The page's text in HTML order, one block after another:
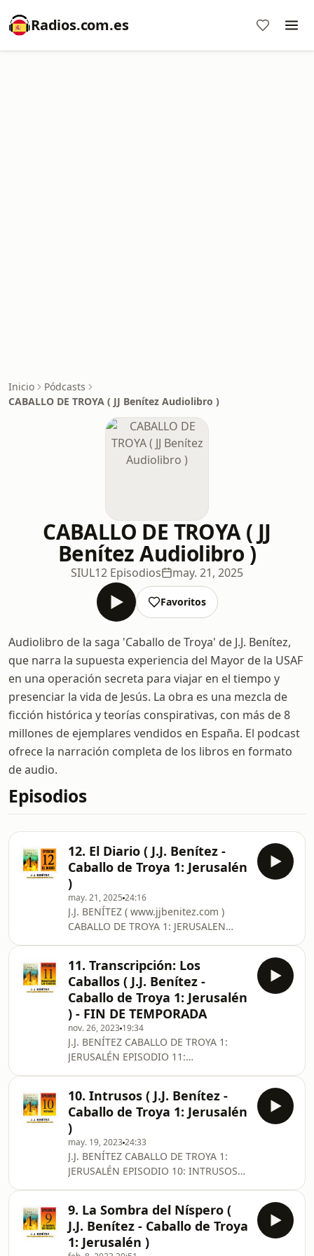
Radios.com.es
Inicio
Pódcasts
CABALLO DE TROYA ( JJ Benítez Audiolibro )
CABALLO DE TROYA ( JJ
Benítez Audiolibro )
SIUL12 Episodios may. 21, 2025
Favoritos
Audiolibro de la saga 'Caballo de Troya' de J.J. Benítez,
que narra la supuesta experiencia del Mayor de la USAF
en una operación secreta para viajar en el tiempo y
presenciar la vida de Jesús. La obra es una mezcla de
ficción histórica y teorías conspirativas, con más de 8
millones de ejemplares vendidos en España. El podcast
ofrece la narración completa de los libros en formato
de audio.
Episodios
12. El Diario ( J.J. Benítez -
Caballo de Troya 1: Jerusalén
)
may. 21, 2025 24:16
J.J. BENÍTEZ ( www.jjbenitez.com )
CABALLO DE TROYA 1: JERUSALEN
OYENTES *** NOTA: ESTE EPISODIO
TIENE "NOTAS DE AUTOR"
DISPONIBLES EN EL SIGUIENTE CANAL
ANEXO: NOTAS DEL AUTOR (CABALLO
DE TROYA. ANEXO 1)
https://go.ivoox.com/sq/2547377 ***
J.J. Benítez, una vez superada la
primera fase tras los sucesivos
encuentros con el Mayor y el poster
11. Transcripción: Los
Caballos ( J.J. Benítez -
Caballo de Troya 1: Jerusalén
) - FIN DE TEMPORADA
nov. 26, 2023 19:34
J.J. BENÍTEZ CABALLO DE TROYA 1:
JERUSALÉN EPISODIO 11:
encuentra en la fase final de su
aventura y singladura por tierras
americanas sorteando el acoso de
varios agentes secretos para
salvaguardar el legado manuscrito
recibido de manos del propio Mayor
norteamericano. Intentar regresar a
casa, España, es su principal objetivo.
Des
10. Intrusos ( J.J. Benítez -
Caballo de Troya 1: Jerusalén
)
may. 19, 202324:33
J.J. BENÍTEZ CABALLO DE TROYA 1:
JERUSALÉN EPISODIO 10: INTRUSOS
manuscrita y proporcionada por un
enigmático personaje yanqui llamado
El Mayor, pero los servicios de
9. La Sombra del Níspero (
J.J. Benítez - Caballo de Troya
1: Jerusalén )